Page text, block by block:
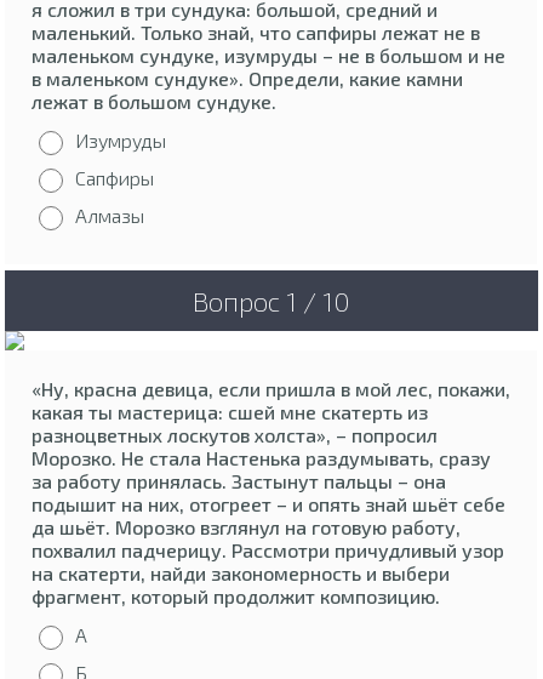
я сложил в три сундука: большой, средний и
маленький. Только знай, что сапфиры лежат не в
маленьком сундуке, изумруды – не в большом и не
в маленьком сундуке». Определи, какие камни
лежат в большом сундуке.
Изумруды
Сапфиры
Алмазы
Вопрос 1 / 10
«Ну, красна девица, если пришла в мой лес, покажи,
какая ты мастерица: сшей мне скатерть из
разноцветных лоскутов холста», – попросил
Морозко. Не стала Настенька раздумывать, сразу
за работу принялась. Застынут пальцы – она
подышит на них, отогреет – и опять знай шьёт себе
да шьёт. Морозко взглянул на готовую работу,
похвалил падчерицу. Рассмотри причудливый узор
на скатерти, найди закономерность и выбери
фрагмент, который продолжит композицию.
А
Б